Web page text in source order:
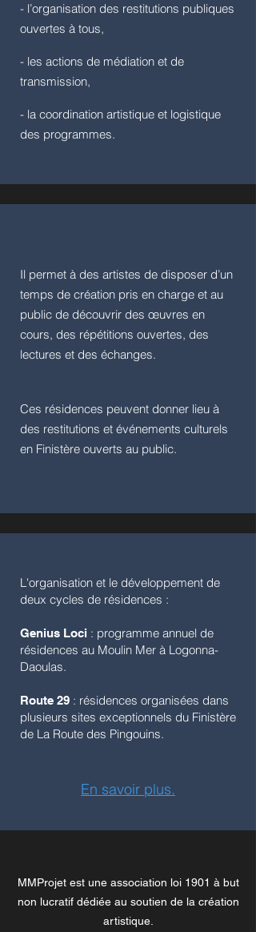
- l’organisation des restitutions publiques
ouvertes à tous,
- les actions de médiation et de
transmission,
- la coordination artistique et logistique
des programmes.
Il permet à des artistes de disposer d’un
temps de création pris en charge et au
public de découvrir des œuvres en
cours, des répétitions ouvertes, des
lectures et des échanges.
Ces résidences peuvent donner lieu à
des restitutions et événements culturels
en Finistère ouverts au public.
L'organisation et le développement de
deux cycles de résidences :
Genius Loci : programme annuel de
résidences au Moulin Mer à Logonna-
Daoulas.
Route 29 : résidences organisées dans
plusieurs sites exceptionnels du Finistère
de La Route des Pingouins.
En savoir plus.
MMProjet est une association loi 1901 à but
non lucratif dédiée au soutien de la création
artistique.